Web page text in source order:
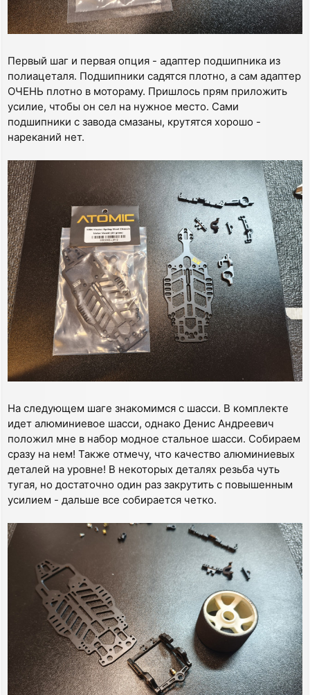
Первый шаг и первая опция - адаптер подшипника из
полиацеталя. Подшипники садятся плотно, а сам адаптер
ОЧЕНЬ плотно в мотораму. Пришлось прям приложить
усилие, чтобы он сел на нужное место. Сами
подшипники с завода смазаны, крутятся хорошо -
нареканий нет.
На следующем шаге знакомимся с шасси. В комплекте
идет алюминиевое шасси, однако Денис Андреевич
положил мне в набор модное стальное шасси. Собираем
сразу на нем! Также отмечу, что качество алюминиевых
деталей на уровне! В некоторых деталях резьба чуть
тугая, но достаточно один раз закрутить с повышенным
усилием - дальше все собирается четко.